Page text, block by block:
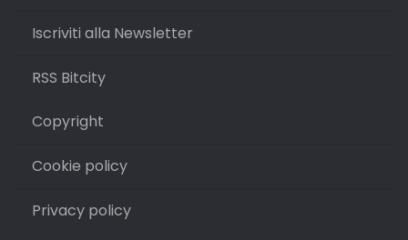
Iscriviti alla Newsletter
RSS Bitcity
Copyright
Cookie policy
Privacy policy